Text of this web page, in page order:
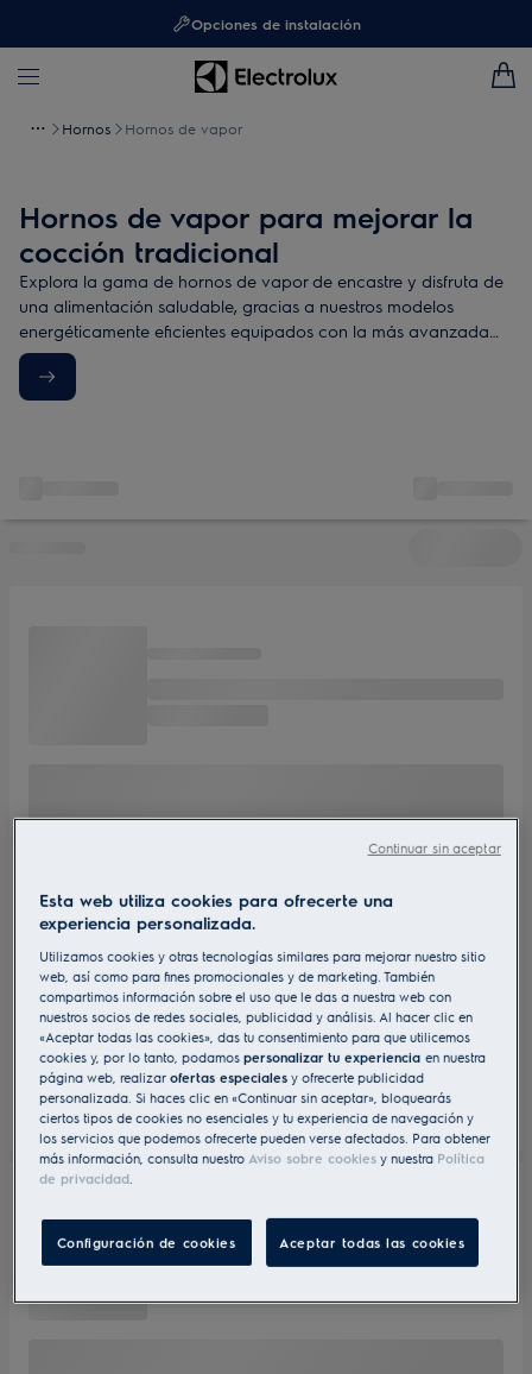
Opciones de instalación
Hornos Hornos de vapor
Hornos de vapor para mejorar la
cocción tradicional
Explora la gama de hornos de vapor de encastre y disfruta de
una alimentación saludable, gracias a nuestros modelos
energéticamente eficientes equipados con la más avanzada
tecnología.
Esta web utiliza cookies para ofrecerte una
experiencia personalizada.
Utilizamos cookies y otras tecnologías similares para mejorar nuestro sitio
web, así como para fines promocionales y de marketing. También
compartimos información sobre el uso que le das a nuestra web con
nuestros socios de redes sociales, publicidad y análisis. Al hacer clic en
«Aceptar todas las cookies», das tu consentimiento para que utilicemos
cookies y, por lo tanto, podamospersonalizar tu experienciaen nuestra
página web, realizarofertas especiales y ofrecerte publicidad
personalizada. Si haces clic en «Continuar sin aceptar», bloquearás
ciertos tipos de cookies no esenciales y tu experiencia de navegación y
los servicios que podemos ofrecerte pueden verse afectados. Para obtener
más información, consulta nuestro Aviso sobre cookies y nuestra Política
de privacidad.
Configuración de cookies Aceptar todas las cookies
Continuar sin aceptar